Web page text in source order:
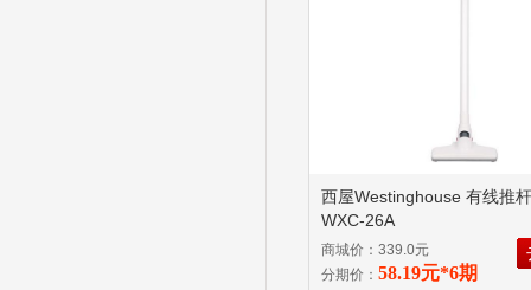
西屋Westinghouse 有线推
WXC-26A
商城价：339.0元
分期价： 58.19元*6期